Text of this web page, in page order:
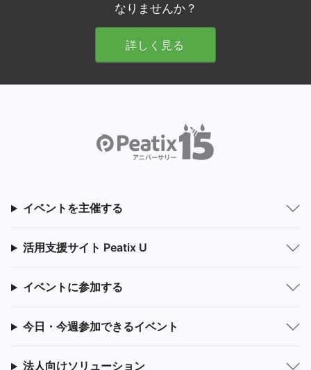
なりませんか？
詳しく見る
イベントを主催する
活用支援サイト Peatix U
イベントに参加する
今日・今週参加できるイベント
法人向けソリューション